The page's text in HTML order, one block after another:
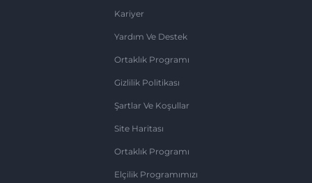
Kariyer
Yardım Ve Destek
Ortaklık Programı
Gizlilik Politikası
Şartlar Ve Koşullar
Site Haritası
Ortaklık Programı
Elçilik Programımızı